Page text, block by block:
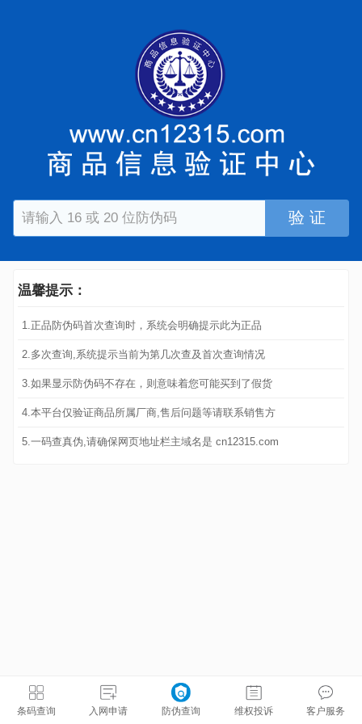
验 证
温馨提示：
1.正品防伪码首次查询时，系统会明确提示此为正品
2.多次查询,系统提示当前为第几次查及首次查询情况
3.如果显示防伪码不存在，则意味着您可能买到了假货
4.本平台仅验证商品所属厂商,售后问题等请联系销售方
5.一码查真伪,请确保网页地址栏主域名是 cn12315.com
条码查询 入网申请 防伪查询 维权投诉 客户服务